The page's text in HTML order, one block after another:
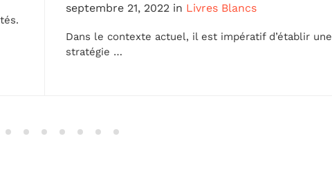
septembre 21, 2022 in Livres Blancs
Dans le contexte actuel, il est impératif d’établir une
stratégie …